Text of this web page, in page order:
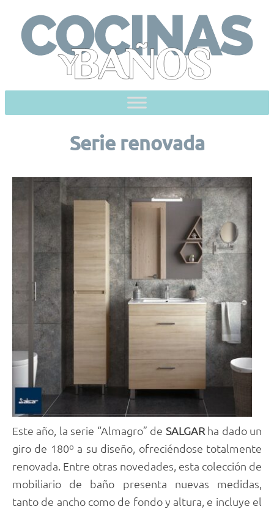
content
Serie renovada
Este año, la serie “Almagro” de SALGARha dado un
giro de 180º a su diseño, ofreciéndose totalmente
renovada. Entre otras novedades, esta colección de
mobiliario de baño presenta nuevas medidas,
tanto de ancho como de fondo y altura, e incluye el